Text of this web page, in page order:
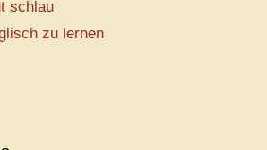
schlau
zu lernen